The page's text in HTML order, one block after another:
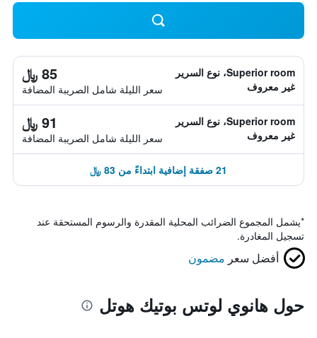
Superior room، نوع السرير
غير معروف
85 ﷼
سعر الليلة شامل الصريبة المضافة
Superior room، نوع السرير
غير معروف
91 ﷼
سعر الليلة شامل الصريبة المضافة
21 صفقة إضافية ابتداءً من 83 ﷼
*يشمل المجموع الضرائب المحلية المقدرة والرسوم المستحقة عند
تسجيل المغادرة.
أفضل سعر مضمون
حول هانوي لوتس بوتيك هوتل